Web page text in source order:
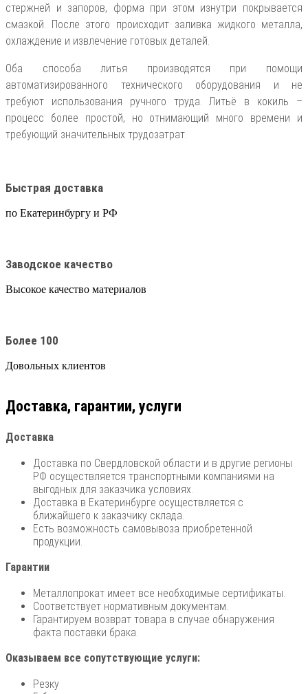
стержней и запоров, форма при этом изнутри покрывается
смазкой. После этого происходит заливка жидкого металла,
охлаждение и извлечение готовых деталей.
Оба способа литья производятся при помощи
автоматизированного технического оборудования и не
требуют использования ручного труда. Литьё в кокиль –
процесс более простой, но отнимающий много времени и
требующий значительных трудозатрат.
Быстрая доставка
по Екатеринбургу и РФ
Заводское качество
Высокое качество материалов
Более 100
Довольных клиентов
Доставка, гарантии, услуги
Доставка
Доставка по Свердловской области и в другие регионы
РФ осуществляется транспортными компаниями на
выгодных для заказчика условиях.
Доставка в Екатеринбурге осуществляется с
ближайшего к заказчику склада.
Есть возможность самовывоза приобретенной
продукции.
Гарантии
Металлопрокат имеет все необходимые сертификаты.
Соответствует нормативным документам.
Гарантируем возврат товара в случае обнаружения
факта поставки брака.
Оказываем все сопутствующие услуги:
Резку